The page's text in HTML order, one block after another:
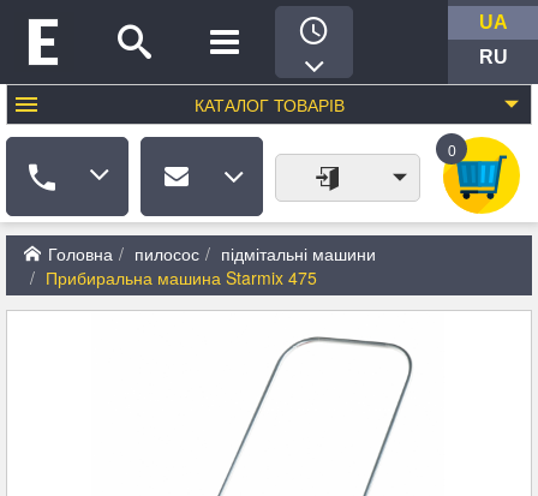
UA
RU
КАТАЛОГ ТОВАРІВ
0
Головна пилосос
підмітальні машини
Прибиральна машина Starmix 475